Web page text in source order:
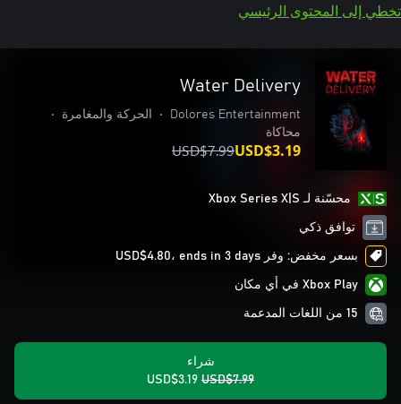
تخطي إلى المحتوى الرئيسي
Water Delivery
Dolores Entertainment
• الحركة والمغامرة
•
محاكاة
USD$7.99USD$3.19
محسّنة لـ Xbox Series X|S
توافق ذكي
بسعر مخفض: وفر USD$4.80، ends in 3 days
Xbox Play في أي مكان
15 من اللغات المدعمة
شراء
USD$7.99
USD$3.19